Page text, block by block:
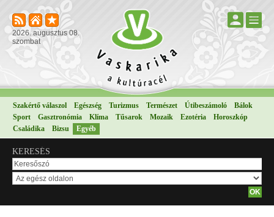
2026. augusztus 08.
szombat
Szakértő válaszol Egészség Turizmus Természet Útibeszámoló
Bálok
Sport
Gasztronómia Klíma Tűsarok Mozaik Ezotéria
Horoszkóp
Családika
Bizsu Egyéb
KERESÉS